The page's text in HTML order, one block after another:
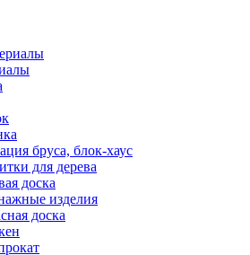
бруса, блок-хаус
для дерева
доска
изделия
доска